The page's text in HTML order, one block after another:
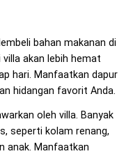
bahan makanan di
akan lebih hemat
hari. Manfaatkan dapur
hidangan favorit Anda.
oleh villa. Banyak
seperti kolam renang,
anak. Manfaatkan